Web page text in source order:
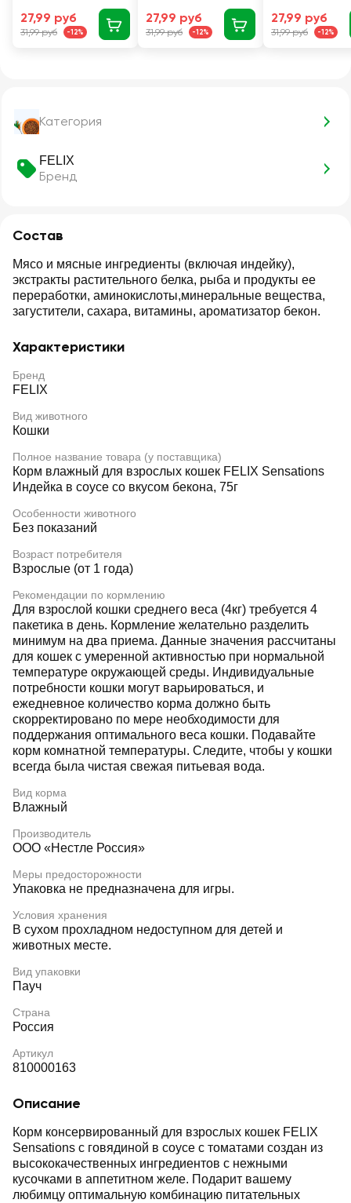
Категория
FELIX
Бренд
Состав
Мясо и мясные ингредиенты (включая индейку),
экстракты растительного белка, рыба и продукты ее
переработки, аминокислоты,минеральные вещества,
загустители, сахара, витамины, ароматизатор бекон.
Характеристики
Бренд
FELIX
Вид животного
Кошки
Полное название товара (у поставщика)
Корм влажный для взрослых кошек FELIX Sensations
Индейка в соусе со вкусом бекона, 75г
Особенности животного
Без показаний
Возраст потребителя
Взрослые (от 1 года)
Рекомендации по кормлению
Для взрослой кошки среднего веса (4кг) требуется 4
пакетика в день. Кормление желательно разделить
минимум на два приема. Данные значения рассчитаны
для кошек с умеренной активностью при нормальной
температуре окружающей среды. Индивидуальные
потребности кошки могут варьироваться, и
ежедневное количество корма должно быть
скорректировано по мере необходимости для
поддержания оптимального веса кошки. Подавайте
корм комнатной температуры. Следите, чтобы у кошки
всегда была чистая свежая питьевая вода.
Вид корма
Влажный
Производитель
ООО «Нестле Россия»
Меры предосторожности
Упаковка не предназначена для игры.
Условия хранения
В сухом прохладном недоступном для детей и
животных месте.
Вид упаковки
Пауч
Страна
Россия
Артикул
810000163
Описание
Корм консервированный для взрослых кошек FELIX
Sensations с говядиной в соусе с томатами создан из
высококачественных ингредиентов с нежными
кусочками в аппетитном желе. Подарит вашему
любимцу оптимальную комбинацию питательных
27,99 руб
31,99 руб -12%
вкусом трески, 75г
27,99 руб
31,99 руб -12%
27,99 руб
31,99 руб -12%